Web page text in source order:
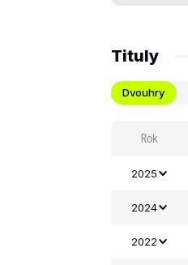
Tituly
Dvouhry
Rok
2025
2024
2022